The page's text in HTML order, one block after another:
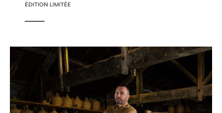
ÉDITION LIMITÉE